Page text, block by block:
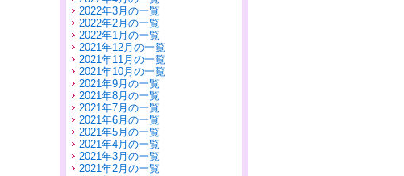
2022年3月の一覧
2022年2月の一覧
2022年1月の一覧
2021年12月の一覧
2021年11月の一覧
2021年10月の一覧
2021年9月の一覧
2021年8月の一覧
2021年7月の一覧
2021年6月の一覧
2021年5月の一覧
2021年4月の一覧
2021年3月の一覧
2021年2月の一覧